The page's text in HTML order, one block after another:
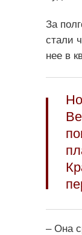
За
стали
нее в
– Она